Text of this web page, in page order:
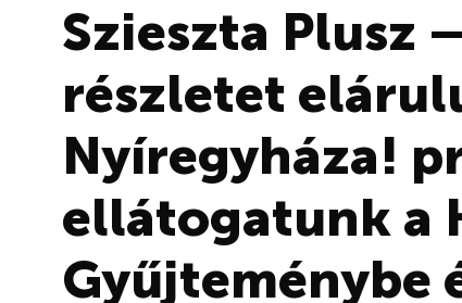
Szieszta Plusz
részletet
Nyíregyháza!
ellátogatunk a
Gyűjteménybe